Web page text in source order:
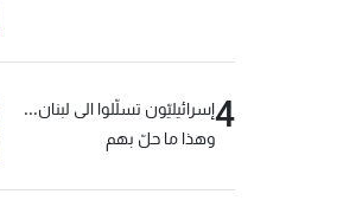
4إسرائيليّون تسلّلوا الى لبنان...
وهذا ما حلّ بهم